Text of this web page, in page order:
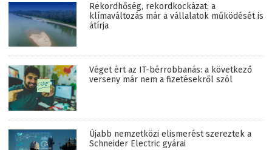
Rekordhőség, rekordkockázat: a
klímaváltozás már a vállalatok működését is
átírja
Véget ért az IT-bérrobbanás: a következő
verseny már nem a fizetésekről szól
Újabb nemzetközi elismerést szereztek a
Schneider Electric gyárai